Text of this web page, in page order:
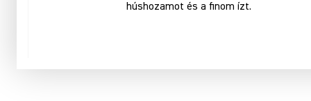
húshozamot és a finom ízt.